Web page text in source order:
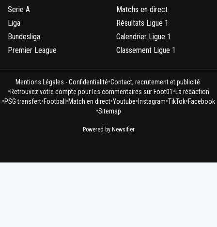
Serie A
Liga
Bundesliga
Premier League
Matchs en direct
Résultats Ligue 1
Calendrier Ligue 1
Classement Ligue 1
Mentions Légales - Confidentialité•Contact, recrutement et publicité
•Retrouvez votre compte pour les commentaires sur Foot01 • La rédaction
•PSG transfert•Football •Match en direct•Youtube• Instagram•TikTok•Facebook
•Sitemap
Powered by Newsifier